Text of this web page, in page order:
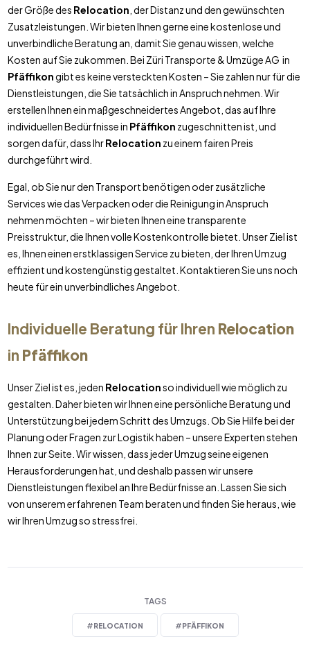
der Größe des Relocation , der Distanz und den gewünschten
Zusatzleistungen. Wir bieten Ihnen gerne eine kostenlose und
unverbindliche Beratung an, damit Sie genau wissen, welche
Kosten auf Sie zukommen. Bei Züri Transporte & Umzüge AG in
Pfäffikongibt es keine versteckten Kosten – Sie zahlen nur für die
Dienstleistungen, die Sie tatsächlich in Anspruch nehmen. Wir
erstellen Ihnen ein maßgeschneidertes Angebot, das auf Ihre
individuellen Bedürfnisse in Pfäffikon zugeschnitten ist, und
sorgen dafür, dass IhrRelocation zu einem fairen Preis
durchgeführt wird.
Egal, ob Sie nur den Transport benötigen oder zusätzliche
Services wie das Verpacken oder die Reinigung in Anspruch
nehmen möchten – wir bieten Ihnen eine transparente
Preisstruktur, die Ihnen volle Kostenkontrolle bietet. Unser Ziel ist
es, Ihnen einen erstklassigen Service zu bieten, der Ihren Umzug
effizient und kostengünstig gestaltet. Kontaktieren Sie uns noch
heute für ein unverbindliches Angebot.
Individuelle Beratung für Ihren Relocation
in Pfäffikon
Unser Ziel ist es, jeden Relocationso individuell wie möglich zu
gestalten. Daher bieten wir Ihnen eine persönliche Beratung und
Unterstützung bei jedem Schritt des Umzugs. Ob Sie Hilfe bei der
Planung oder Fragen zur Logistik haben – unsere Experten stehen
Ihnen zur Seite. Wir wissen, dass jeder Umzug seine eigenen
Herausforderungen hat, und deshalb passen wir unsere
Dienstleistungen flexibel an Ihre Bedürfnisse an. Lassen Sie sich
von unserem erfahrenen Team beraten und finden Sie heraus, wie
wir Ihren Umzug so stressfrei.
TAGS
#RELOCATION #PFÄFFIKON